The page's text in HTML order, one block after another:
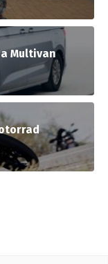
Multivan